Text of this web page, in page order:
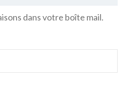
dans votre boîte mail.